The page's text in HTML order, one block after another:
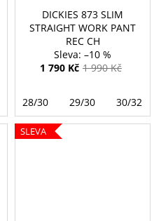
31/32
DICKIES 873 SLIM
STRAIGHT WORK PANT
REC CH
–10 %
1 790 Kč 1 990 Kč
28/30 29/30 30/32
SLEVA